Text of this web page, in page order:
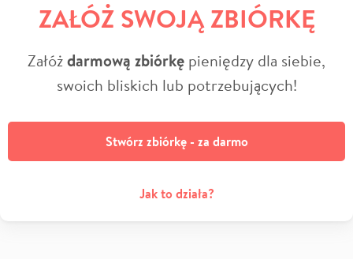
ZAŁÓŻ SWOJĄ ZBIÓRKĘ
Załóżdarmową zbiórkę pieniędzy dla siebie,
swoich bliskich lub potrzebujących!
Stwórz zbiórkę - za darmo
Jak to działa?